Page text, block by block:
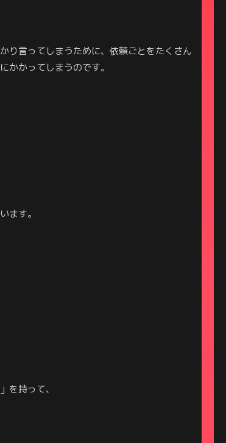
り言ってしまうために、依頼ごとをたくさん
かかってしまうのです。
ます。
を持って、